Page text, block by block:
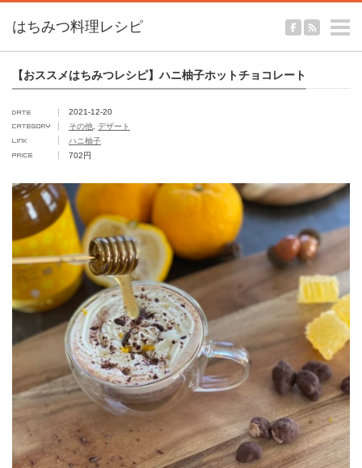
【おススメはちみつレシピ】ハニ柚子ホットチョコレート
2021-12-20
その他
デザート
ハニ柚子
702円